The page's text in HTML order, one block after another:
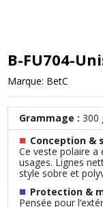
B-FU704-
Marque: BetC
Grammage : 300
■ Conception &
Ce veste polaire a
usages. Lignes
style sobre et
■ Protection &
Pensée pour